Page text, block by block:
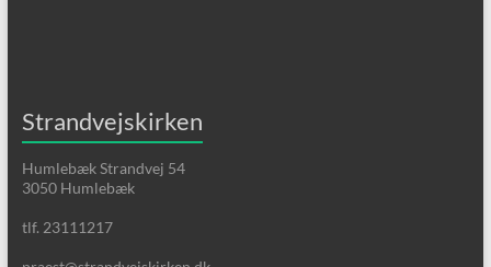
Strandvejskirken
Humlebæk Strandvej 54
3050 Humlebæk
tlf. 23111217